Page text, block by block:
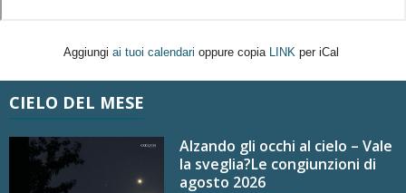
Aggiungi ai tuoi calendari oppure copia LINK per iCal
CIELO DEL MESE
Alzando gli occhi al cielo – Vale
la sveglia?Le congiunzioni di
agosto 2026